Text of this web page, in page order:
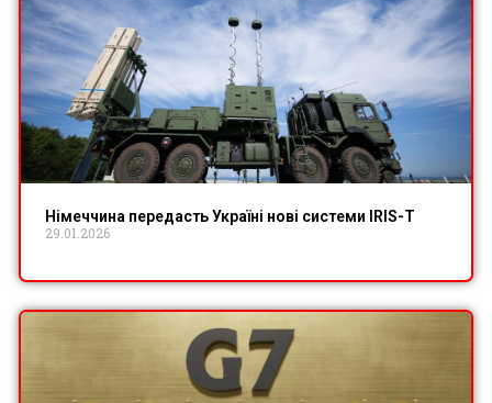
Німеччина передасть Україні нові системи IRIS-T
29.01.2026